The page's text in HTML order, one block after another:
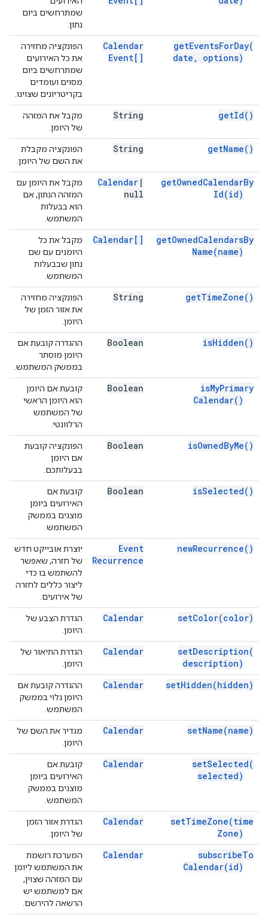
שמתרחשים ביום
נתון.
getEventsForDay(
date , options)
Calendar
Event[]
הפונקציה מחזירה
את כל האירועים
שמתרחשים ביום
מסוים ועומדים
בקריטריונים שצוינו.
getId( )
String
מקבל את המזהה
של היומן.
getName( )
String
הפונקציה מקבלת
את השם של היומן.
getOwnedCalendarBy
Id(id)
Calendar |
null
מקבל את היומן עם
המזהה הנתון, אם
הוא בבעלות
המשתמש.
getOwnedCalendarsBy
Name(name)
Calendar[]
מקבל את כל
היומנים עם שם
נתון שבבעלות
המשתמש.
getTimeZone( )
String
הפונקציה מחזירה
את אזור הזמן של
היומן.
isHidden( )
Boolean
ההגדרה קובעת אם
היומן מוסתר
בממשק המשתמש.
isMyPrimary
Calendar( )
Boolean
קובעת אם היומן
הוא היומן הראשי
של המשתמש
הרלוונטי.
isOwnedByMe( )
Boolean
הפונקציה קובעת
אם היומן
בבעלותכם.
isSelected( )
Boolean
קובעת אם
האירועים ביומן
מוצגים בממשק
המשתמש.
newRecurrence( )
Event
Recurrence
יוצרת אובייקט חדש
של חזרה, שאפשר
להשתמש בו כדי
ליצור כללים לחזרה
של אירועים.
setColor(color)
Calendar
הגדרת הצבע של
היומן.
setDescription(
description)
Calendar
הגדרת התיאור של
היומן.
setHidden(hidden)
Calendar
ההגדרה קובעת אם
היומן גלוי בממשק
המשתמש.
setName(name)
Calendar
מגדיר את השם של
היומן.
setSelected(
selected)
Calendar
קובעת אם
האירועים ביומן
מוצגים בממשק
המשתמש.
setTimeZone(time
Zone)
Calendar
הגדרת אזור הזמן
של היומן.
subscribeTo
Calendar(id)
Calendar
המערכת רושמת
את המשתמש ליומן
עם המזהה שצוין,
אם למשתמש יש
הרשאה להירשם.